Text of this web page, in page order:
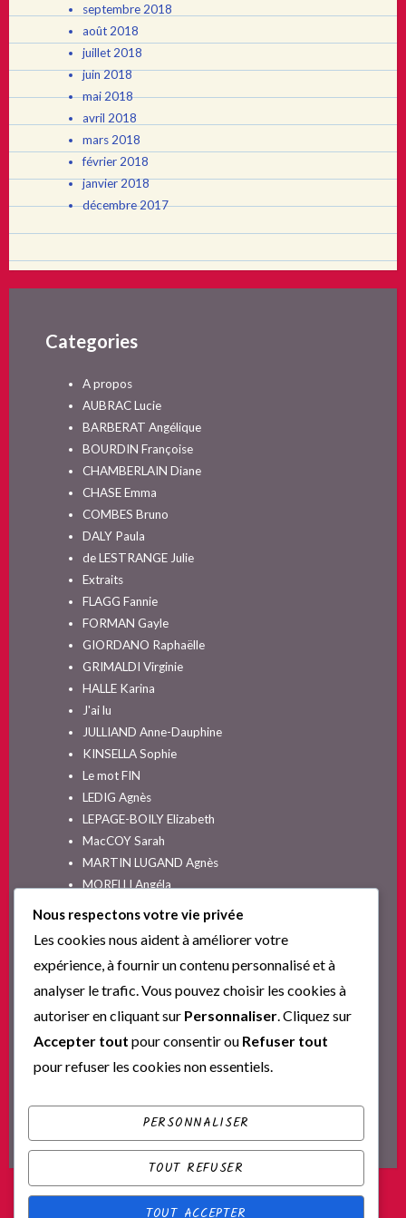
septembre 2018
août 2018
juillet 2018
juin 2018
mai 2018
avril 2018
mars 2018
février 2018
janvier 2018
décembre 2017
Categories
A propos
AUBRAC Lucie
BARBERAT Angélique
BOURDIN Françoise
CHAMBERLAIN Diane
CHASE Emma
COMBES Bruno
DALY Paula
de LESTRANGE Julie
Extraits
FLAGG Fannie
FORMAN Gayle
GIORDANO Raphaëlle
GRIMALDI Virginie
HALLE Karina
J'ai lu
JULLIAND Anne-Dauphine
KINSELLA Sophie
Le mot FIN
LEDIG Agnès
LEPAGE-BOILY Elizabeth
MacCOY Sarah
MARTIN LUGAND Agnès
MORELLI Angéla
MOYES Jojo
Non classé
PINGUILLY Yves
RIVA Alex
SESKIS Tina
SOLNON Jean-François
SPARKS Nicholas
YVERT Sylvie
Nous respectons votre vie privée
Les cookies nous aident à améliorer votre
expérience, à fournir un contenu personnalisé et à
analyser le trafic. Vous pouvez choisir les cookies à
autoriser en cliquant sur Personnaliser . Cliquez sur
Accepter tout pour consentir ou Refuser tout
pour refuser les cookies non essentiels.
PERSONNALISER
TOUT REFUSER
TOUT ACCEPTER